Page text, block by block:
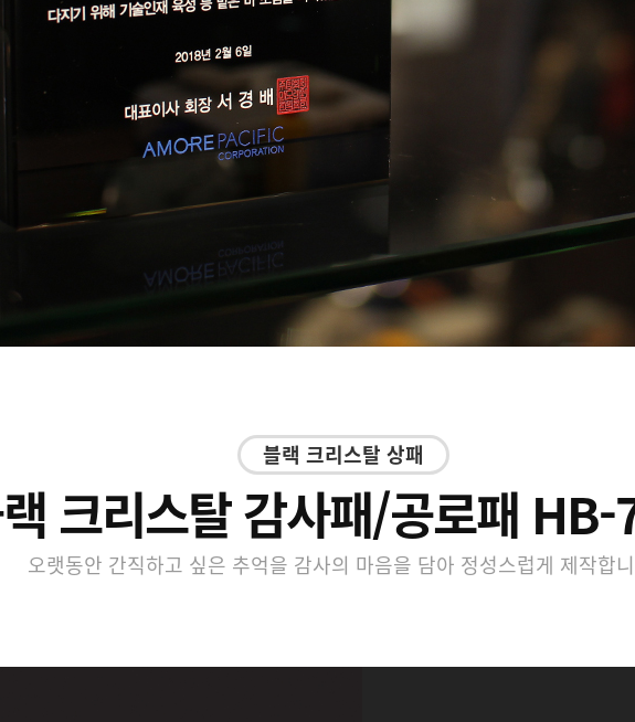
블랙 크리스탈 상패
크리스탈 감사패/공로패
오랫동안 간직하고 싶은 추억을 감사의 마음을 담아 정성스럽게 제작합